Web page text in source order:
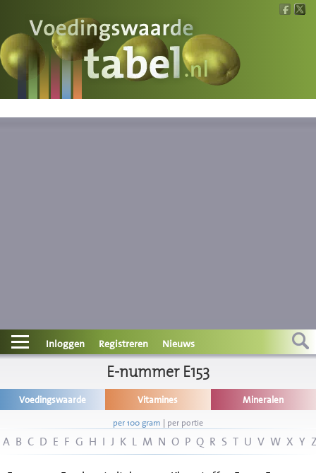
Voedingswaarde
Wat is wat?
Contact
Disclaimer
Inloggen Registreren Nieuws
E-nummer E153
Voedingswaarde Vitamines Mineralen
per 100 gram | per portie
A B C D E F G H I J K L M N O P Q R S T U V W X Y